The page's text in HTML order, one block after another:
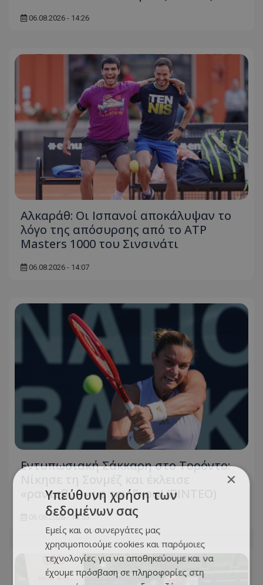
06.08.2026 - 14:26
Αλκαράθ: Οι Ισπανοί αποκάλυψαν το
λόγο της απόσυρσης από το ATP
Masters 1000 του Σινσινάτι
06.08.2026 - 14:07
Εντυπωσιακή Σάκκαρη στο Τορόντο:
«ραντεβού» με την Γκοφ! (ΒΙΝΤΕΟ)
06.08.2026 - 13:55
×
Υπεύθυνη χρήση των
δεδομένων σας
Εμείς και οι συνεργάτες μας
χρησιμοποιούμε cookies και παρόμοιες
τεχνολογίες για να αποθηκεύουμε και να
έχουμε πρόσβαση σε πληροφορίες στη